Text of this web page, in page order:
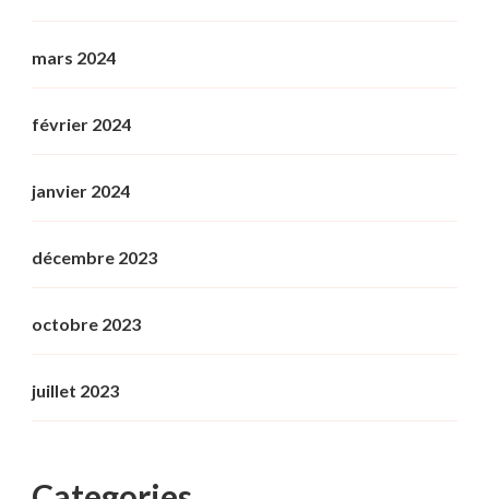
mars 2024
février 2024
janvier 2024
décembre 2023
octobre 2023
juillet 2023